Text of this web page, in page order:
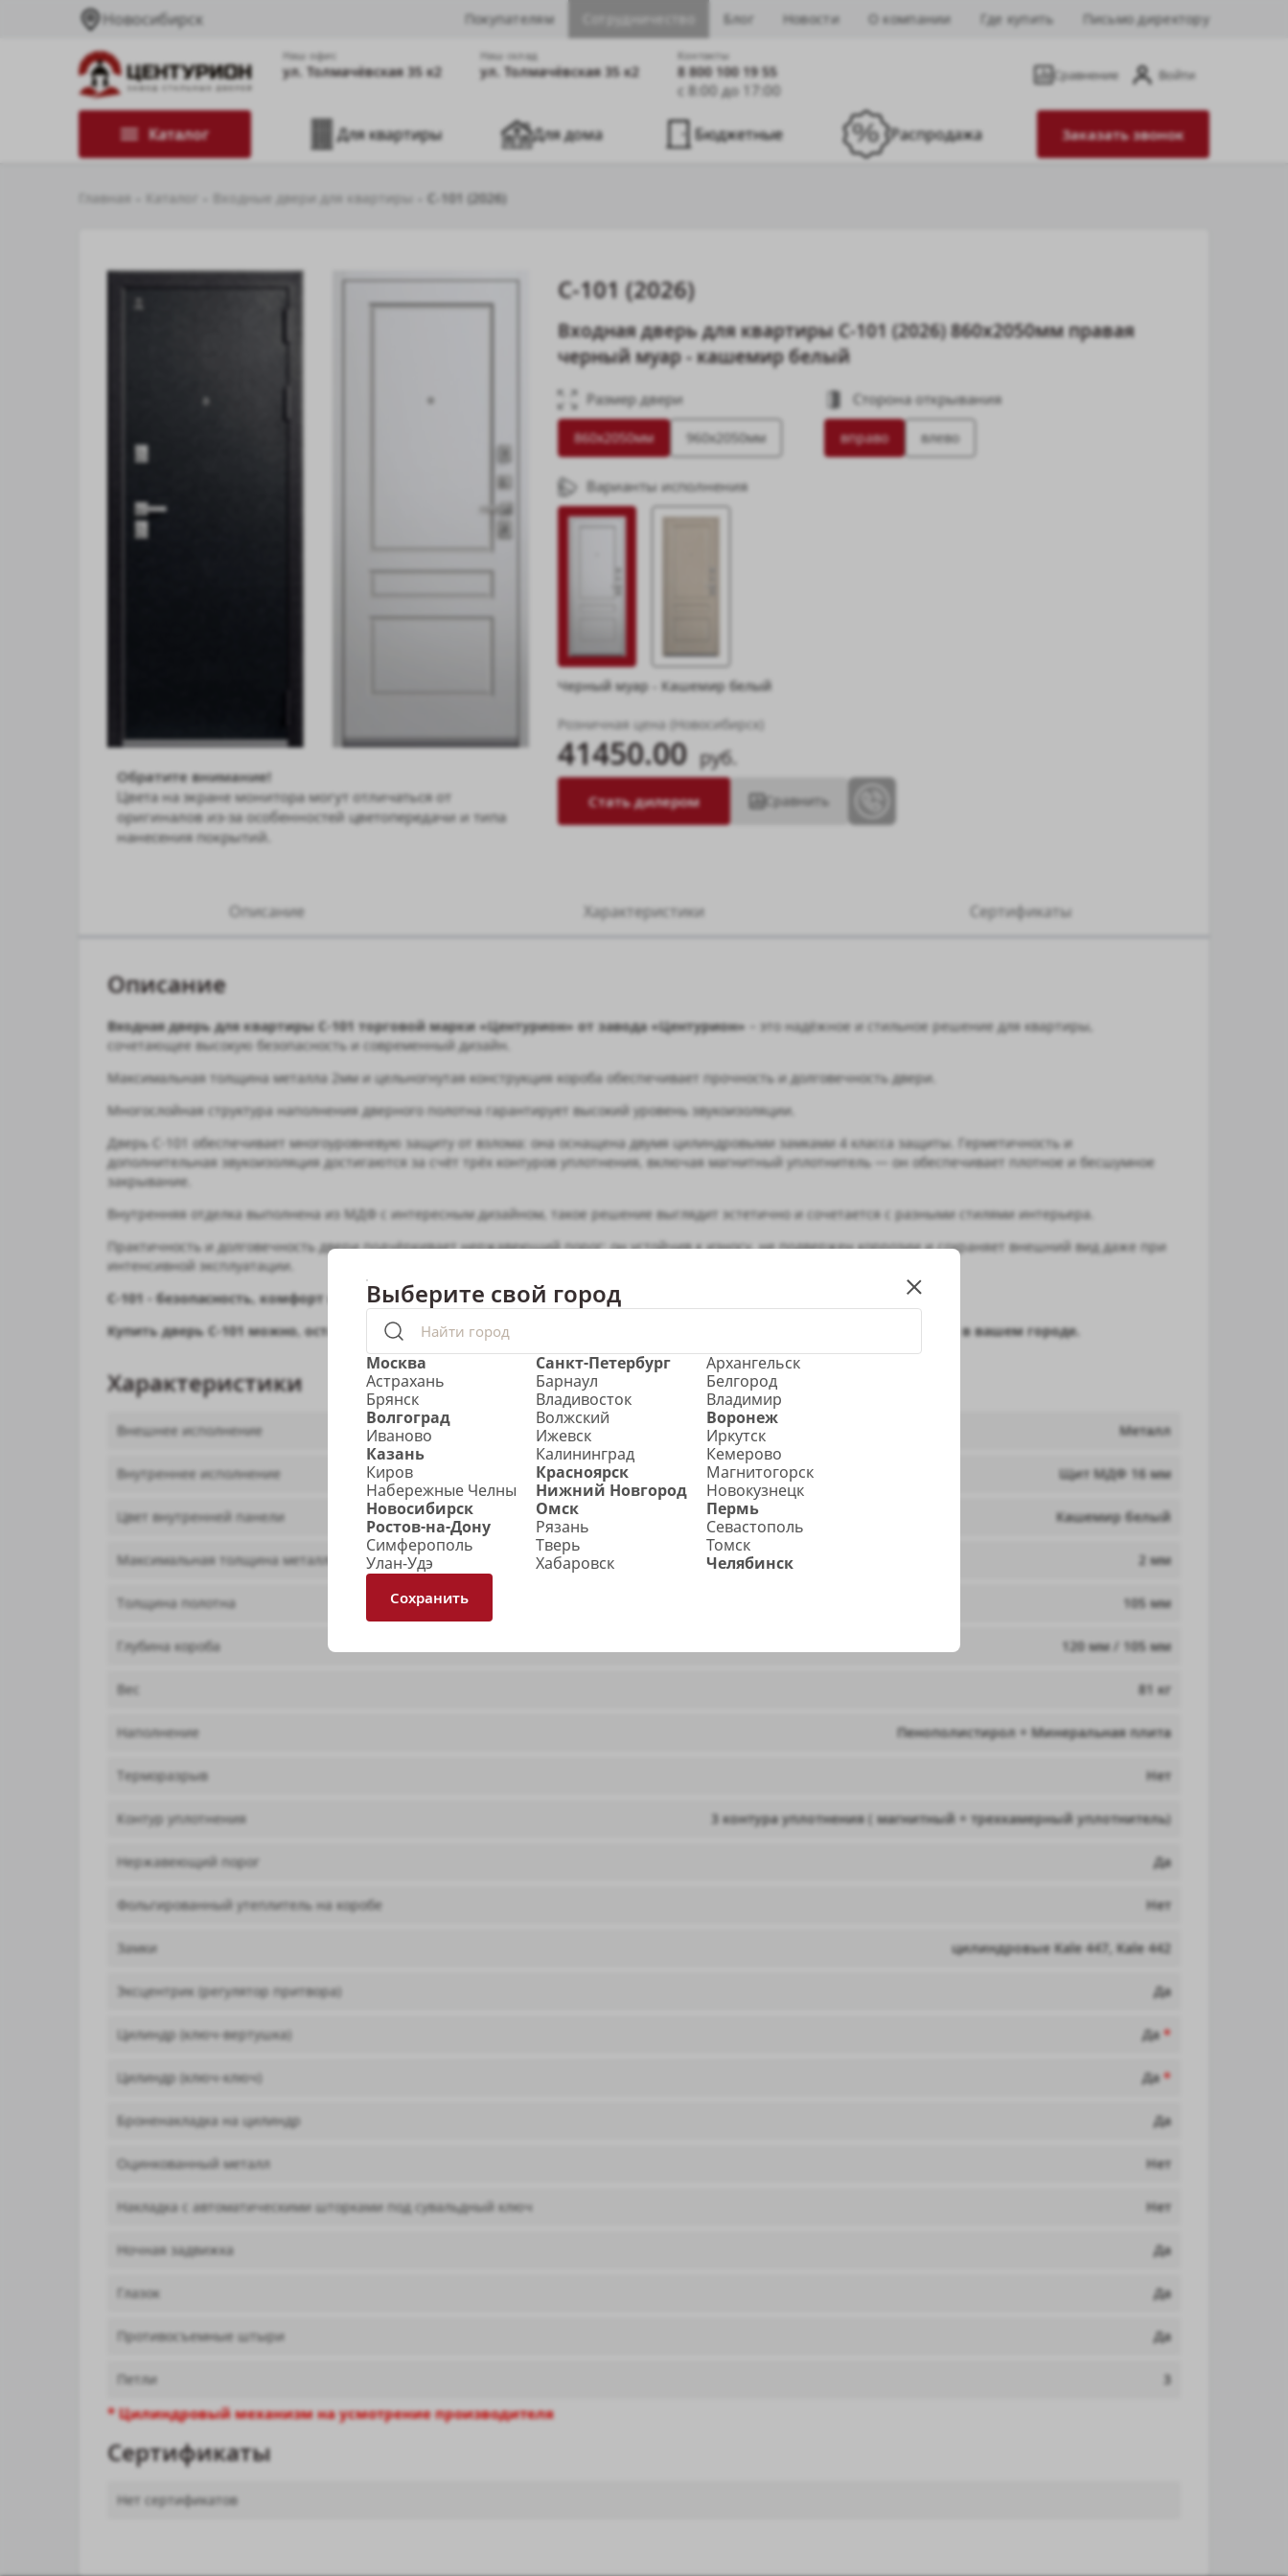
Новосибирск Покупателям Сотрудничество Блог Новости О компании Где купить Письмо директору
Наш офис
ул. Толмачёвская 35 к2
Наш cклад
ул. Толмачёвская 35 к2
Контакты
8 800 100 19 55
с 8:00 до 17:00
Сравнение Войти
Каталог Для квартиры Для дома Бюджетные Распродажа Заказать звонок
Главная Каталог Входные двери для квартиры C-101 (2026)
Обратите внимание!
Цвета на экране монитора могут отличаться от
оригиналов из-за особенностей цветопередачи и типа
нанесения покрытий.
C-101 (2026)
Входная дверь для квартиры C-101 (2026) 860х2050мм правая
черный муар - кашемир белый
Размер двери
860х2050мм 960х2050мм
Сторона открывания
вправо влево
Варианты исполнения
Черный муар - Кашемир белый
Розничная цена (Новосибирск)
41450.00 руб.
Стать дилером Сравнить
Описание Характеристики Сертификаты
Описание
Входная дверь для квартиры С-101 торговой марки «Центурион» от завода «Центурион» – это надёжное и стильное решение для квартиры,
сочетающее высокую безопасность и современный дизайн.
Максимальная толщина металла 2мм и цельногнутая конструкция короба обеспечивает прочность и долговечность двери.
Многослойная структура наполнения дверного полотна гарантирует высокий уровень звукоизоляции.
Дверь С-101 обеспечивает многоуровневую защиту от взлома: она оснащена двумя цилиндровыми замками 4 класса защиты. Герметичность и
дополнительная звукоизоляция достигаются за счёт трёх контуров уплотнения, включая магнитный уплотнитель — он обеспечивает плотное и бесшумное
закрывание.
Внутренняя отделка выполнена из МДФ с интересным дизайном, такое решение выглядит эстетично и сочетается с разными стилями интерьера.
Практичность и долговечность двери подчёркивает нержавеющий порог: он устойчив к износу, не подвержен коррозии и сохраняет внешний вид даже при
интенсивной эксплуатации.
С-101 - безопасность, комфорт и эстетика в каждой детали.
Купить дверь С-101 можно, оставив заявку на нашем сайте, а также через официальных представителей «Центурион» в вашем городе.
Характеристики
Внешнее исполнение Металл
Внутреннее исполнение Щит МДФ 16 мм
Цвет внутренней панели Кашемир белый
Максимальная толщина металла 2 мм
Толщина полотна 105 мм
Глубина короба 120 мм / 105 мм
Вес 81 кг
Наполнение Пенополистирол + Минеральная плита
Терморазрыв Нет
Контур уплотнения 3 контура уплотнения ( магнитный + трехкамерный уплотнитель)
Нержавеющий порог Да
Фольгированный утеплитель на коробе Нет
Замки цилиндровые Kale 447, Kale 442
Эксцентрик (регулятор притвора) Да
Цилиндр (ключ-вертушка) Да*
Цилиндр (ключ-ключ) Да*
Броненакладка на цилиндр Да
Оцинкованный металл Нет
Накладка с автоматическими шторками под сувальдный ключ Нет
Ночная задвижка Да
Глазок Да
Противосъемные штыри Да
Петли 3
* Цилиндровый механизм на усмотрение производителя
Сертификаты
Нет сертификатов
Выберите свой город
Москва Санкт-Петербург
Архангельск
Астрахань
Барнаул
Белгород
Брянск
Владивосток
Владимир
Волгоград
Волжский
Воронеж
Иваново
Ижевск
Иркутск
Казань
Калининград
Кемерово
Киров
Красноярск
Магнитогорск
Набережные Челны
Нижний Новгород
Новокузнецк
Новосибирск
Омск
Пермь
Ростов-на-Дону
Рязань
Севастополь
Симферополь
Тверь
Томск
Улан-Удэ
Хабаровск Челябинск
Сохранить